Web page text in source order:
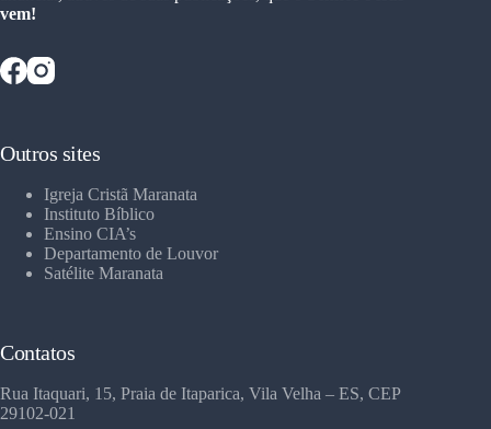
vem!
Outros sites
Igreja Cristã Maranata
Instituto Bíblico
Ensino CIA’s
Departamento de Louvor
Satélite Maranata
Contatos
Rua Itaquari, 15, Praia de Itaparica, Vila Velha – ES, CEP
29102-021